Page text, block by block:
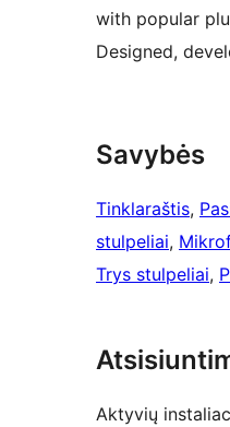
with popular
Designed,
Savybės
Tinklaraštis,
stulpeliai,
Trys stulpeliai,
Aktyvių